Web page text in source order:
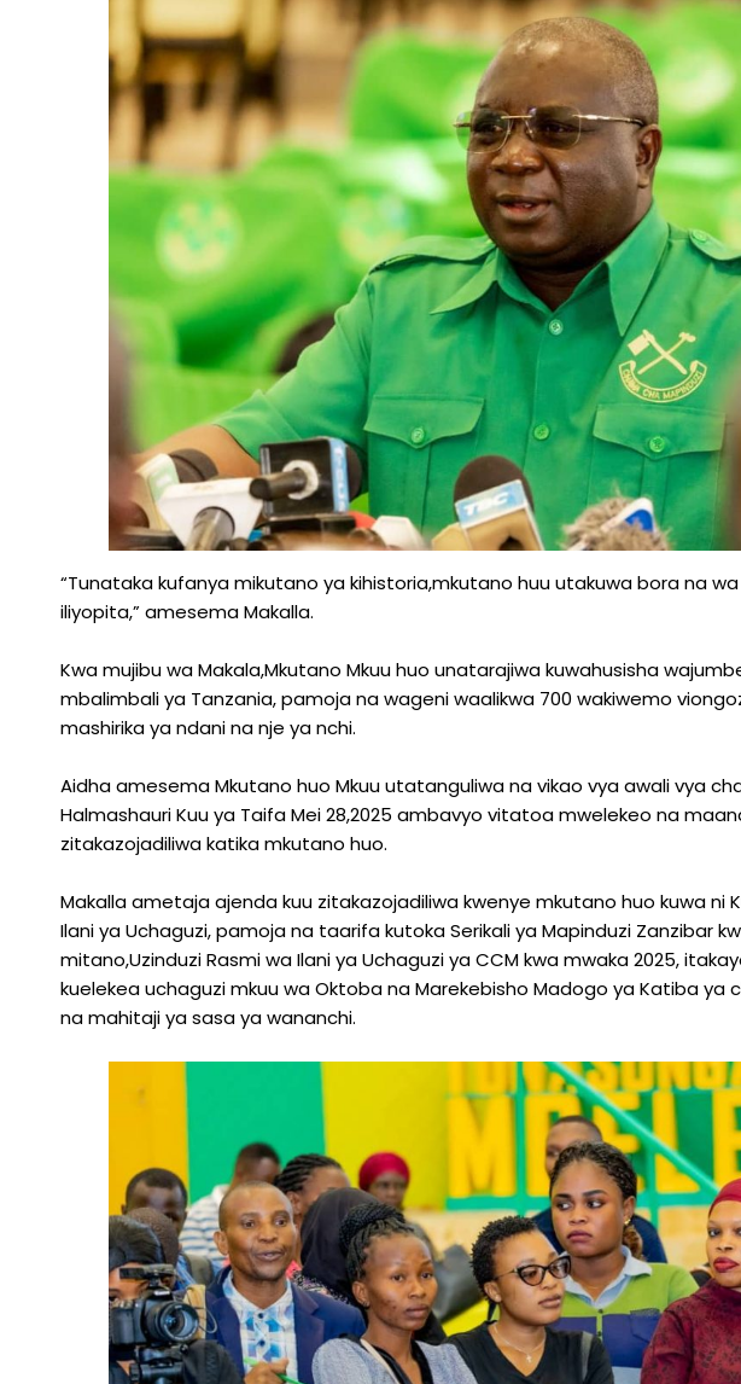
“Tunataka kufanya mikutano ya kihistoria,mkutano huu utakuwa bora na
iliyopita,” amesema Makalla.
Kwa mujibu wa Makala,Mkutano Mkuu huo unatarajiwa kuwahusisha
mbalimbali ya Tanzania, pamoja na wageni waalikwa 700 wakiwemo
mashirika ya ndani na nje ya nchi.
Aidha amesema Mkutano huo Mkuu utatanguliwa na vikao vya awali vya
Halmashauri Kuu ya Taifa Mei 28,2025 ambavyo vitatoa mwelekeo na
zitakazojadiliwa katika mkutano huo.
Makalla ametaja ajenda kuu zitakazojadiliwa kwenye mkutano huo kuwa ni
Ilani ya Uchaguzi, pamoja na taarifa kutoka Serikali ya Mapinduzi Zanzibar
mitano,Uzinduzi Rasmi wa Ilani ya Uchaguzi ya CCM kwa mwaka 2025,
kuelekea uchaguzi mkuu wa Oktoba na Marekebisho Madogo ya Katiba ya
na mahitaji ya sasa ya wananchi.